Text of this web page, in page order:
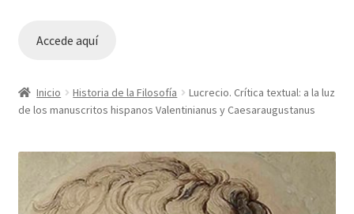
Accede aquí
Inicio Historia de la Filosofía
Lucrecio. Crítica textual: a la luz
de los manuscritos hispanos Valentinianus y Caesaraugustanus